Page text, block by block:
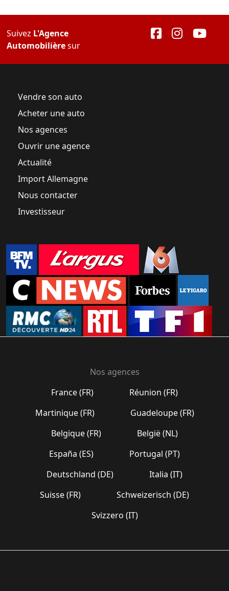
Suivez L'Agence
Automobilièresur
Vendre son auto
Acheter une auto
Nos agences
Ouvrir une agence
Actualité
Import Allemagne
Nous contacter
Investisseur
Nos agences
France (FR)
Réunion (FR)
Martinique (FR)
Guadeloupe (FR)
Belgique (FR)
België (NL)
España (ES)
Portugal (PT)
Deutschland (DE)
Italia (IT)
Suisse (FR)
Schweizerisch (DE)
Svizzero (IT)